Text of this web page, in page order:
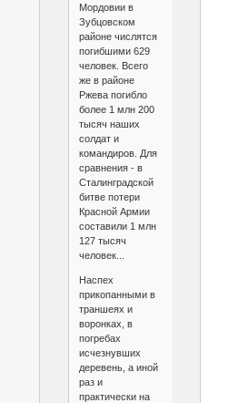
Мордовии в
Зубцовском
районе числятся
погибшими 629
человек. Всего
же в районе
Ржева погибло
более 1 млн 200
тысяч наших
солдат и
командиров. Для
сравнения - в
Сталинградской
битве потери
Красной Армии
составили 1 млн
127 тысяч
человек...
Наспех
прикопанными в
траншеях и
воронках, в
погребах
исчезнувших
деревень, а иной
раз и
практически на